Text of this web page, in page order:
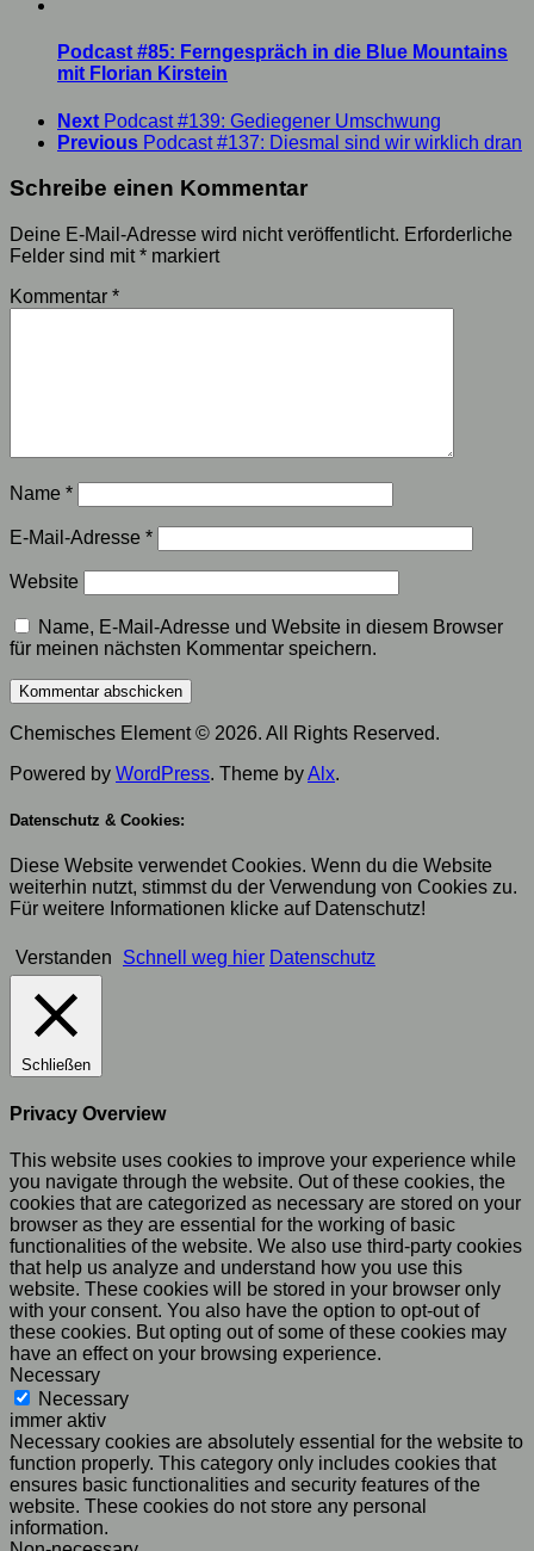
Podcast #85: Ferngespräch in die Blue Mountains
mit Florian Kirstein
Next Podcast #139: Gediegener Umschwung
Previous Podcast #137: Diesmal sind wir wirklich dran
Schreibe einen Kommentar
Deine E-Mail-Adresse wird nicht veröffentlicht. Erforderliche
Felder sind mit* markiert
Kommentar *
Name *
E-Mail-Adresse *
Website
Name, E-Mail-Adresse und Website in diesem Browser
für meinen nächsten Kommentar speichern.
Chemisches Element © 2026. All Rights Reserved.
Powered by WordPress. Theme byAlx.
Datenschutz & Cookies:
Diese Website verwendet Cookies. Wenn du die Website
weiterhin nutzt, stimmst du der Verwendung von Cookies zu.
Für weitere Informationen klicke auf Datenschutz!
Verstanden Schnell weg hier Datenschutz
Schließen
Privacy Overview
This website uses cookies to improve your experience while
you navigate through the website. Out of these cookies, the
cookies that are categorized as necessary are stored on your
browser as they are essential for the working of basic
functionalities of the website. We also use third-party cookies
that help us analyze and understand how you use this
website. These cookies will be stored in your browser only
with your consent. You also have the option to opt-out of
these cookies. But opting out of some of these cookies may
have an effect on your browsing experience.
Necessary
Necessary
immer aktiv
Necessary cookies are absolutely essential for the website to
function properly. This category only includes cookies that
ensures basic functionalities and security features of the
website. These cookies do not store any personal
information.